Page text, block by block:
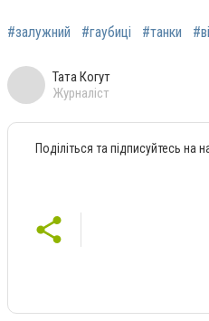
#залужний #гаубиці #танки
Тата Когут
Журналіст
Поділіться та підписуйтесь на